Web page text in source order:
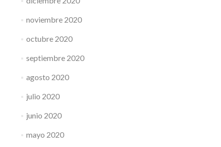
noviembre 2020
octubre 2020
septiembre 2020
agosto 2020
julio 2020
junio 2020
mayo 2020